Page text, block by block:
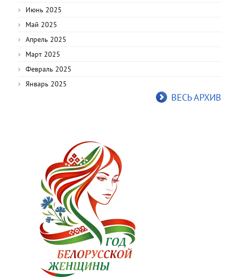
Июнь 2025
Май 2025
Апрель 2025
Март 2025
Февраль 2025
Январь 2025
ВЕСЬ АРХИВ